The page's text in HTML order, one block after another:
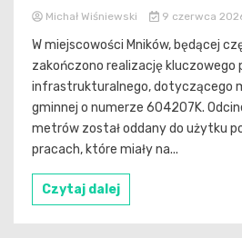
Michał Wiśniewski 9 czerwca
W miejscowości Mników, będącej
zakończono realizację kluczowego
infrastrukturalnego, dotyczącego
gminnej o numerze 604207K.
metrów został oddany do użytku
pracach, które miały na...
Czytaj dalej